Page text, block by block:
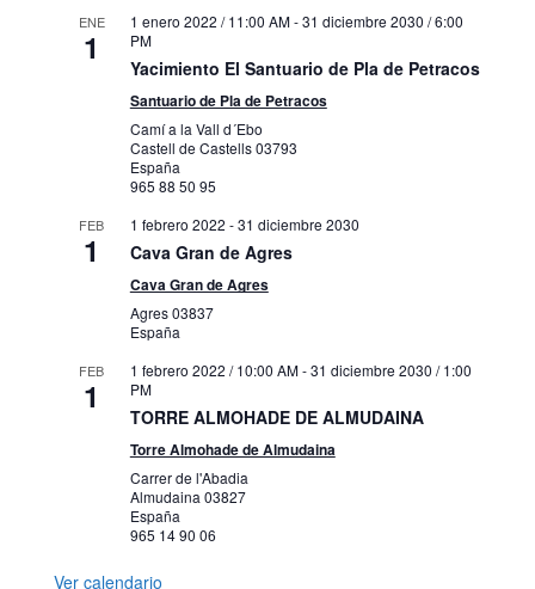
ENE
1
1 enero 2022 / 11:00 AM-31 diciembre 2030 / 6:00
PM
Yacimiento El Santuario de Pla de Petracos
Santuario de Pla de Petracos
Camí a la Vall d´Ebo
Castell de Castells03793
España
965 88 50 95
FEB
1
1 febrero 2022 -31 diciembre 2030
Cava Gran de Agres
Cava Gran de Agres
Agres03837
España
FEB
1
1 febrero 2022 / 10:00 AM-31 diciembre 2030 / 1:00
PM
TORRE ALMOHADE DE ALMUDAINA
Torre Almohade de Almudaina
Carrer de l'Abadia
Almudaina 03827
España
965 14 90 06
Ver calendario